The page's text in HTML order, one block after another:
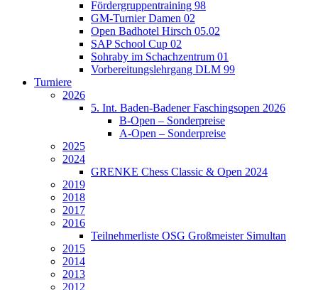
Fördergruppentraining 98
GM-Turnier Damen 02
Open Badhotel Hirsch 05.02
SAP School Cup 02
Sohraby im Schachzentrum 01
Vorbereitungslehrgang DLM 99
Turniere
2026
5. Int. Baden-Badener Faschingsopen 2026
B-Open – Sonderpreise
A-Open – Sonderpreise
2025
2024
GRENKE Chess Classic & Open 2024
2019
2018
2017
2016
Teilnehmerliste OSG Großmeister Simultan
2015
2014
2013
2012